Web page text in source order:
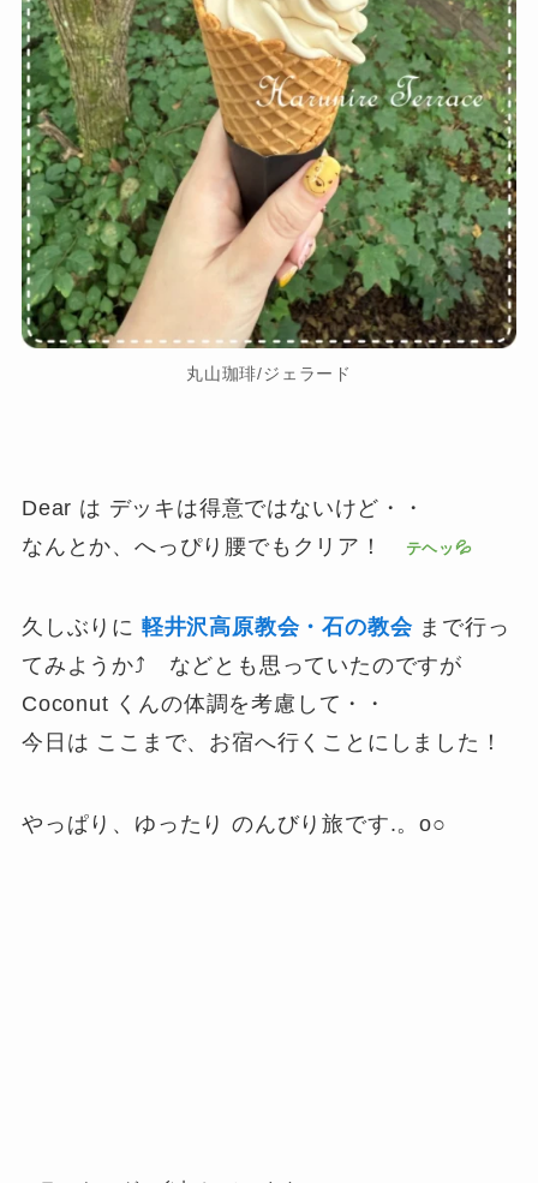
丸山珈琲/ジェラード
Dear は デッキは得意ではないけど・・
なんとか、へっぴり腰でもクリア！
テヘッ💦
久しぶりに 軽井沢高原教会・石の教会まで行っ
てみようか⤴ などとも思っていたのですが
Coconut くんの体調を考慮して・・
今日は ここまで、お宿へ行くことにしました！
やっぱり、ゆったり のんびり旅です.。o○